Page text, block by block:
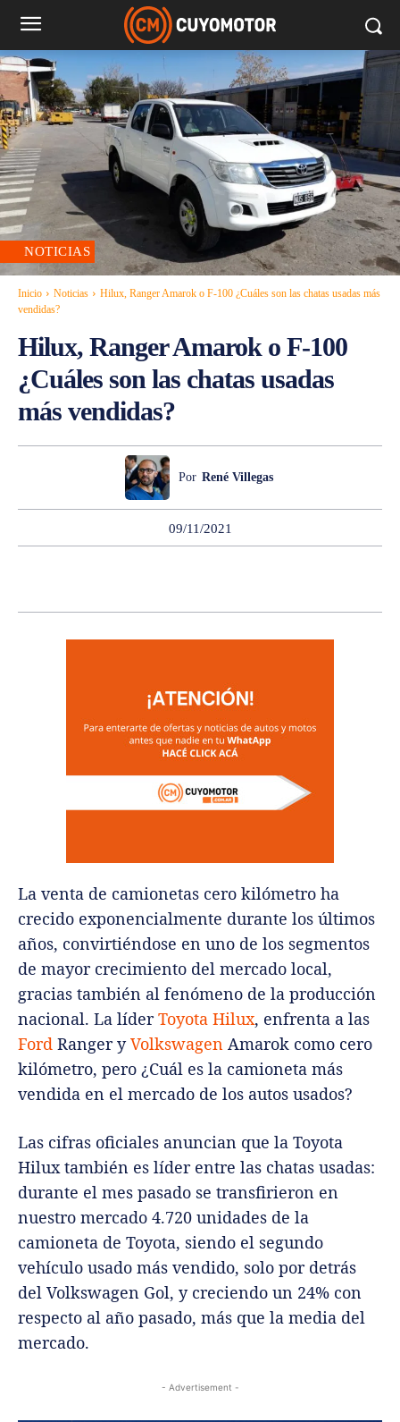
NOTICIAS
Inicio Noticias
Hilux, Ranger Amarok o F-100 ¿Cuáles son las chatas usadas más
vendidas?
Hilux, Ranger Amarok o F-100
¿Cuáles son las chatas usadas
más vendidas?
Por René Villegas
09/11/2021
La venta de camionetas cero kilómetro ha
crecido exponencialmente durante los últimos
años, convirtiéndose en uno de los segmentos
de mayor crecimiento del mercado local,
gracias también al fenómeno de la producción
nacional. La líderToyota Hilux, enfrenta a las
Ford Ranger yVolkswagen Amarok como cero
kilómetro, pero ¿Cuál es la camioneta más
vendida en el mercado de los autos usados?
Las cifras oficiales anuncian que la Toyota
Hilux también es líder entre las chatas usadas:
durante el mes pasado se transfirieron en
nuestro mercado 4.720 unidades de la
camioneta de Toyota, siendo el segundo
vehículo usado más vendido, solo por detrás
del Volkswagen Gol, y creciendo un 24% con
respecto al año pasado, más que la media del
mercado.
- Advertisement -